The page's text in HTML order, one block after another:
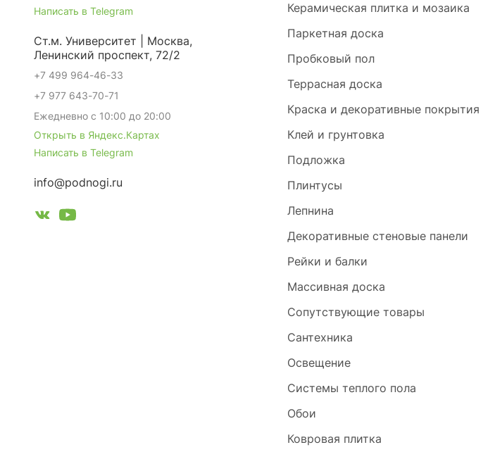
Керамическая плитка и мозаика
Паркетная доска
Пробковый пол
Террасная доска
Краска и декоративные покрытия
Клей и грунтовка
Подложка
Плинтусы
Лепнина
Декоративные стеновые панели
Рейки и балки
Массивная доска
Сопутствующие товары
Сантехника
Освещение
Системы теплого пола
Обои
Ковровая плитка
Написать в Telegram
Ст.м. Университет | Москва,
Ленинский проспект, 72/2
+7 499 964-46-33
+7 977 643-70-71
Ежедневно с 10:00 до 20:00
Открыть в Яндекс.Картах
Написать в Telegram
info@podnogi.ru